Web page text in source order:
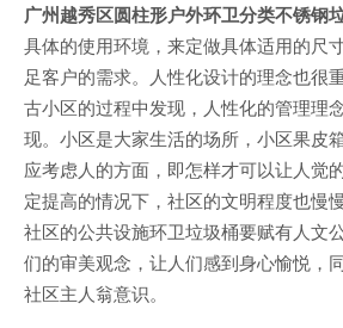
广州越秀区圆柱形户外环卫分类不锈钢
具体的使用环境，来定做具体适用的尺
足客户的需求。人性化设计的理念也很
古小区的过程中发现，人性化的管理理
现。小区是大家生活的场所，小区果皮
应考虑人的方面，即怎样才可以让人觉
定提高的情况下，社区的文明程度也慢
社区的公共设施环卫垃圾桶要赋有人文
们的审美观念，让人们感到身心愉悦，
社区主人翁意识。